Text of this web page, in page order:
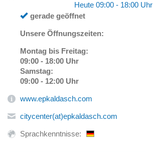
Heute 09:00 - 18:00 Uhr
gerade geöffnet
Unsere Öffnungszeiten:
Montag bis Freitag:
09:00 - 18:00 Uhr
Samstag:
09:00 - 12:00 Uhr
www.epkaldasch.com
citycenter(at)epkaldasch.com
Sprachkenntnisse: